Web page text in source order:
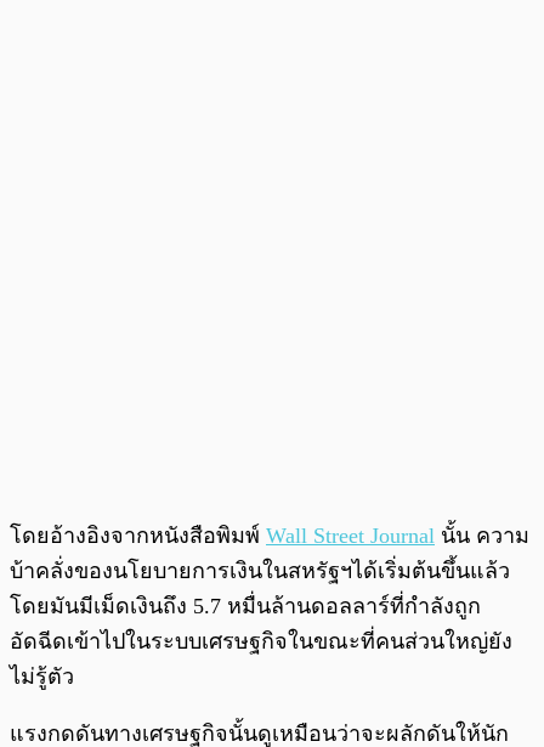
โดยอ้างอิงจากหนังสือพิมพ์ Wall Street Journal นั้น ความ
บ้าคลั่งของนโยบายการเงินในสหรัฐฯได้เริ่มต้นขึ้นแล้ว
โดยมันมีเม็ดเงินถึง 5.7 หมื่นล้านดอลลาร์ที่กำลังถูก
อัดฉีดเข้าไปในระบบเศรษฐกิจในขณะที่คนส่วนใหญ่ยัง
ไม่รู้ตัว
แรงกดดันทางเศรษฐกิจนั้นดูเหมือนว่าจะผลักดันให้นัก